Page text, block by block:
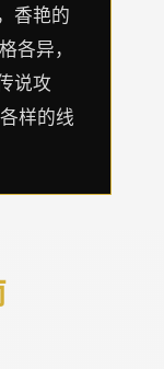
香艳的
各异，
说攻
样的线